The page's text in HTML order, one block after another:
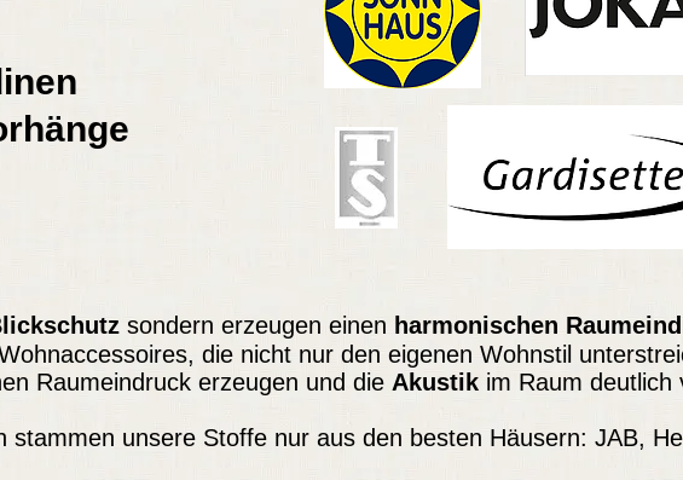
sondern erzeugen einen harmonischen
die nicht nur den eigenen Wohnstil
Raumeindruck erzeugen und die Akustik im Raum deutlich
stammen unsere Stoffe nur aus den besten Häusern: JAB,